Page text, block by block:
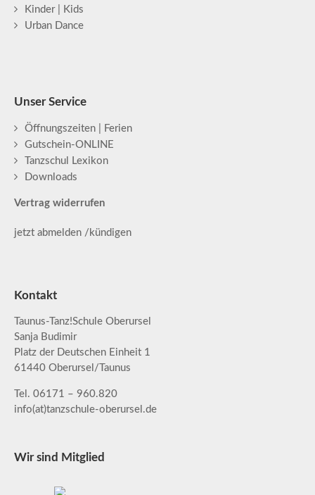
Kinder | Kids
Urban Dance
Unser Service
Öffnungszeiten | Ferien
Gutschein-ONLINE
Tanzschul Lexikon
Downloads
Vertrag widerrufen
jetzt abmelden /kündigen
Kontakt
Taunus-Tanz!Schule Oberursel
Sanja Budimir
Platz der Deutschen Einheit 1
61440 Oberursel/Taunus
Tel. 06171 – 960.820
info(at)tanzschule-oberursel.de
Wir sind Mitglied